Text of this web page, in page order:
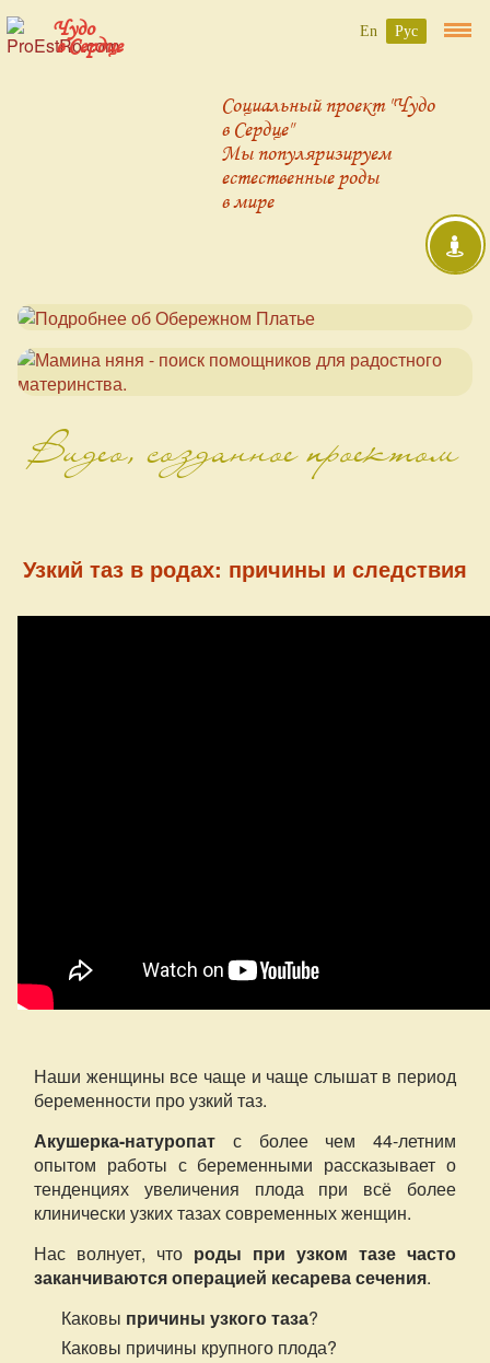
Чудо
в Сердце
Социальный проект "Чудо
в Сердце"
Мы популяризируем
естественные роды
в мире
Видео, созданное проектом
Узкий таз в родах: причины и следствия
Наши женщины все чаще и чаще слышат в период
беременности про узкий таз.
Акушерка-натуропат с более чем 44-летним
опытом работы с беременными рассказывает о
тенденциях увеличения плода при всё более
клинически узких тазах современных женщин.
Нас волнует, что роды при узком тазе часто
заканчиваются операцией кесарева сечения.
Каковы причины узкого таза?
Каковы причины крупного плода?
En Рус